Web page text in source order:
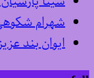
شهرام
ایوان بند